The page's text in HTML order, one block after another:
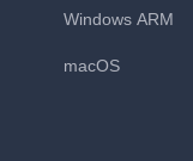
Windows ARM
macOS